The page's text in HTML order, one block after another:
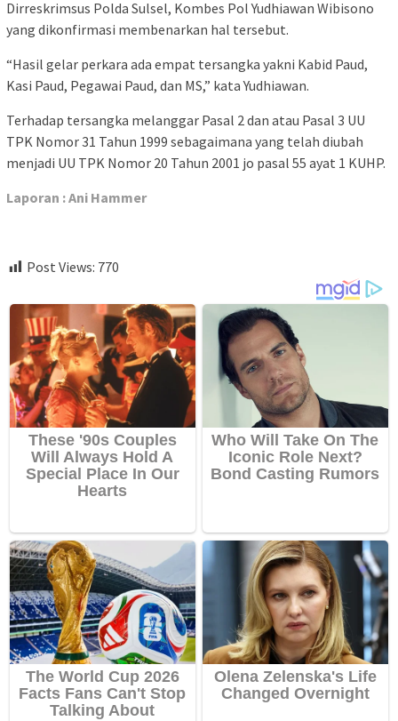
Dirreskrimsus Polda Sulsel, Kombes Pol Yudhiawan Wibisono
yang dikonfirmasi membenarkan hal tersebut.
“Hasil gelar perkara ada empat tersangka yakni Kabid Paud,
Kasi Paud, Pegawai Paud, dan MS,” kata Yudhiawan.
Terhadap tersangka melanggar Pasal 2 dan atau Pasal 3 UU
TPK Nomor 31 Tahun 1999 sebagaimana yang telah diubah
menjadi UU TPK Nomor 20 Tahun 2001 jo pasal 55 ayat 1 KUHP.
Laporan : Ani Hammer
Post Views: 770